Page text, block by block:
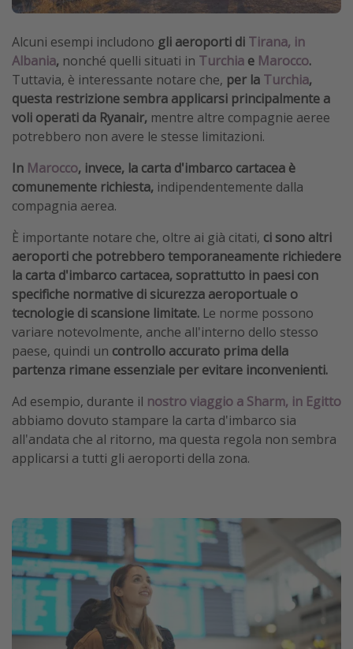
Alcuni esempi includono gli aeroporti di Tirana, in
Albania, nonché quelli situati in Turchia e Marocco.
Tuttavia, è interessante notare che, per la Turchia,
questa restrizione sembra applicarsi principalmente a
voli operati da Ryanair, mentre altre compagnie aeree
potrebbero non avere le stesse limitazioni.
In Marocco, invece, la carta d'imbarco cartacea è
comunemente richiesta, indipendentemente dalla
compagnia aerea.
È importante notare che, oltre ai già citati, ci sono altri
aeroporti che potrebbero temporaneamente richiedere
la carta d'imbarco cartacea, soprattutto in paesi con
specifiche normative di sicurezza aeroportuale o
tecnologie di scansione limitate. Le norme possono
variare notevolmente, anche all'interno dello stesso
paese, quindi un controllo accurato prima della
partenza rimane essenziale per evitare inconvenienti.
Ad esempio, durante il nostro viaggio a Sharm, in Egitto
abbiamo dovuto stampare la carta d'imbarco sia
all'andata che al ritorno, ma questa regola non sembra
applicarsi a tutti gli aeroporti della zona.